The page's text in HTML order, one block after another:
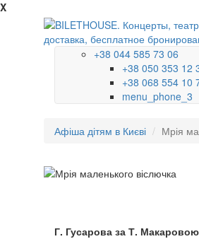
X
+38 044 585 73 06
+38 050 353 12
+38 068 554 10
menu_phone_3
Афіша дітям в Києві Мрія
Г. Гусарова за Т. Макаровою